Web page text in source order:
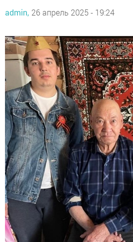
admin, 26 апрель 2025 - 19:24